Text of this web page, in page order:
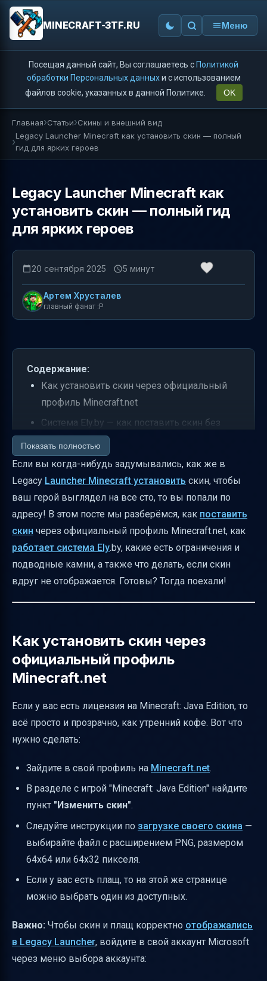
MINECRAFT-3TF.RU Меню
Посещая данный сайт, Вы соглашаетесь с Политикой
обработки Персональных данныхи с использованием
файлов cookie, указанных в данной Политике.
OK
Главная Статьи Скины и внешний вид
Legacy Launcher Minecraft как установить скин — полный
гид для ярких героев
Legacy Launcher Minecraft как
установить скин — полный гид
для ярких героев
20 сентября 2025 5 минут
Артем Хрусталев
главный фанат :P
Содержание:
Как установить скин через официальный
профиль Minecraft.net
Система Ely.by — как поставить скин без
лицензии и что там с плащами
Главное различие между лицензией
Minecraft и Ely.by
Что делать, если скин не отображается или
нужна перезагрузка
Конфликты с модами и как их избежать
Как сервера исправляют несоответствия
скинов
скинов
Безопасность и конфиденциальность при
входе
Надёжные источники скинов
Рекомендации по совместимости с
обновлениями
Что проверить на сервере
Таблица сравнения систем установки
скинов
Итог
Полезные ссылки
Показать полностью
Если вы когда-нибудь задумывались, как же в
Legacy Launcher Minecraft установить скин, чтобы
ваш герой выглядел на все сто, то вы попали по
адресу! В этом посте мы разберёмся, как поставить
скин через официальный профиль Minecraft.net, как
работает система Ely.by, какие есть ограничения и
подводные камни, а также что делать, если скин
вдруг не отображается. Готовы? Тогда поехали!
Как установить скин через
официальный профиль
Minecraft.net
Если у вас есть лицензия на Minecraft: Java Edition, то
всё просто и прозрачно, как утренний кофе. Вот что
нужно сделать:
Зайдите в свой профиль на Minecraft.net.
В разделе с игрой "Minecraft: Java Edition" найдите
пункт "Изменить скин".
Следуйте инструкции по загрузке своего скина —
выбирайте файл с расширением PNG, размером
64x64 или 64x32 пикселя.
Если у вас есть плащ, то на этой же странице
можно выбрать один из доступных.
Важно: Чтобы скин и плащ корректно отображались
в Legacy Launcher, войдите в свой аккаунт Microsoft
через меню выбора аккаунта: